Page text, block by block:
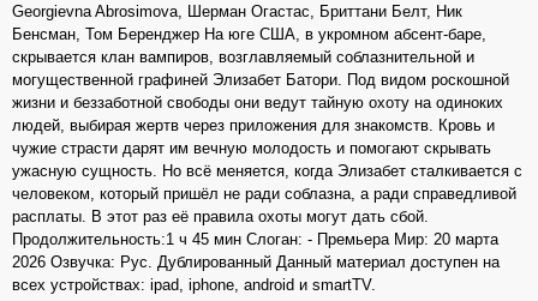
Georgievna Abrosimova, Шерман Огастас, Бриттани Белт, Ник
Бенсман, Том Беренджер На юге США, в укромном абсент-баре,
скрывается клан вампиров, возглавляемый соблазнительной и
могущественной графиней Элизабет Батори. Под видом роскошной
жизни и беззаботной свободы они ведут тайную охоту на одиноких
людей, выбирая жертв через приложения для знакомств. Кровь и
чужие страсти дарят им вечную молодость и помогают скрывать
ужасную сущность. Но всё меняется, когда Элизабет сталкивается с
человеком, который пришёл не ради соблазна, а ради справедливой
расплаты. В этот раз её правила охоты могут дать сбой.
Продолжительность:1 ч 45 мин Слоган: - Премьера Мир: 20 марта
2026 Озвучка: Рус. Дублированный Данный материал доступен на
всех устройствах: ipad, iphone, android и smartTV.